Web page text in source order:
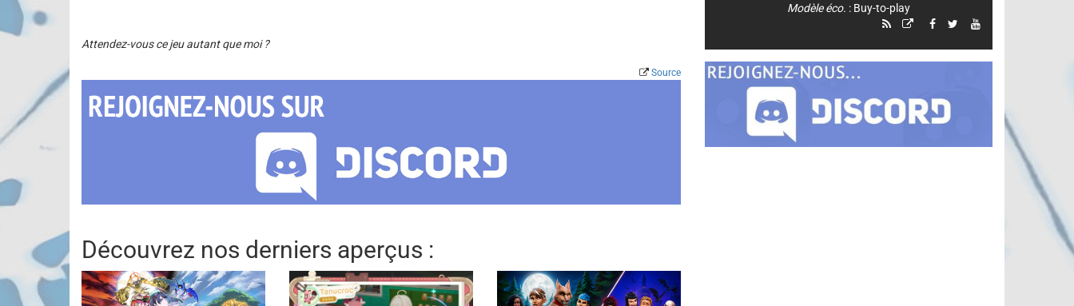
Attendez-vous ce jeu autant que moi ?
Source
Découvrez nos derniers aperçus :
Modèle éco. : Buy-to-play